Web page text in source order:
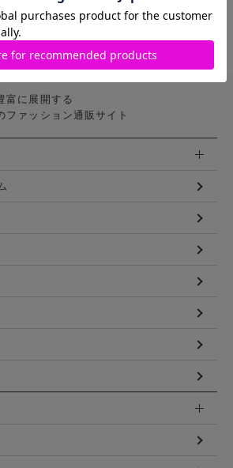
富に展開する
ファッション通販サイト